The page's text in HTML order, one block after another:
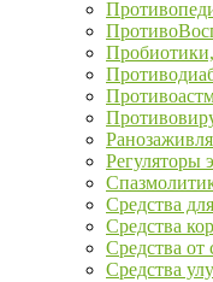
Регуляторы
Средства
Средства
Средства от
Средства